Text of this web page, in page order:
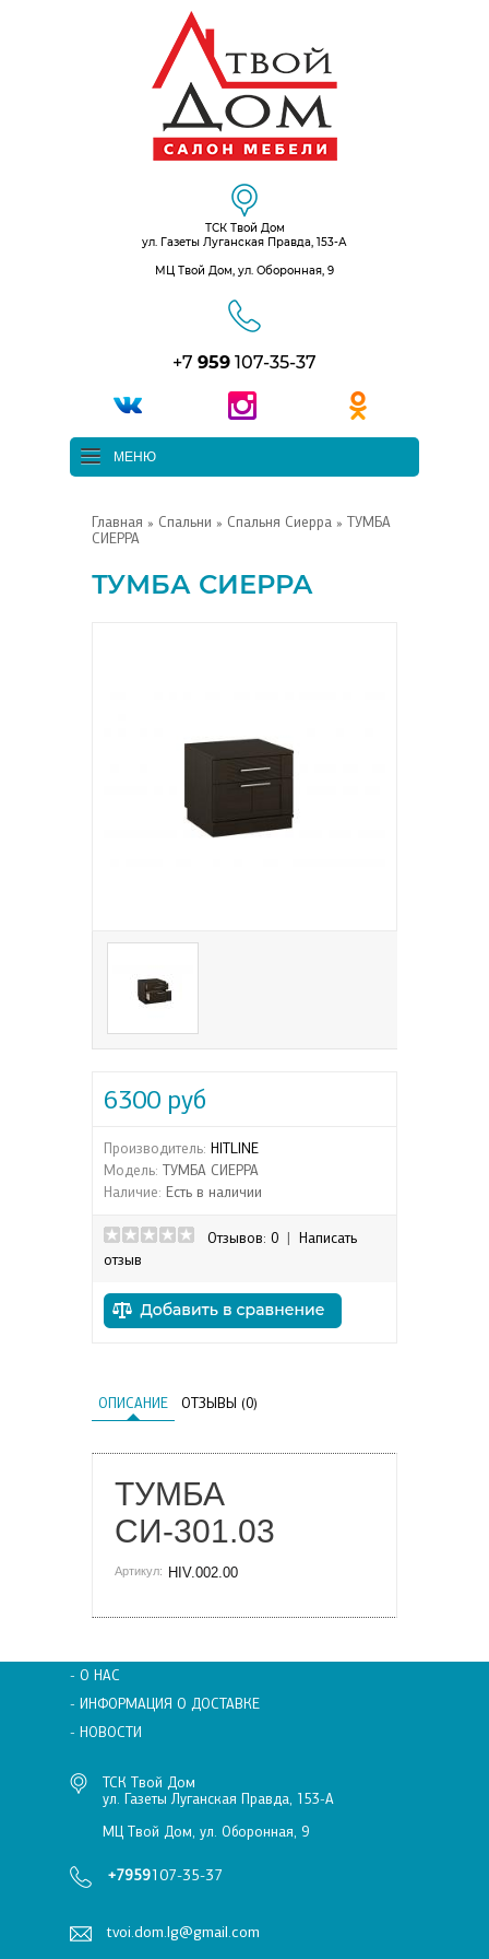
ТСК Твой Дом
ул. Газеты Луганская Правда, 153-А
МЦ Твой Дом, ул. Оборонная, 9
+7 959 107-35-37
МЕНЮ
Главная » Спальни » Спальня Сиерра » ТУМБА
СИЕРРА
ТУМБА СИЕРРА
6300 руб
Производитель: HITLINE
Модель: ТУМБА СИЕРРА
Наличие: Есть в наличии
Отзывов: 0
Написать
отзыв
ОПИСАНИЕ ОТЗЫВЫ (0)
ТУМБА
СИ-301.03
Артикул: HIV.002.00
- О НАС
- ИНФОРМАЦИЯ О ДОСТАВКЕ
- НОВОСТИ
ТСК Твой Дом
ул. Газеты Луганская Правда, 153-А
МЦ Твой Дом, ул. Оборонная, 9
+7959107-35-37
tvoi.dom.lg@gmail.com